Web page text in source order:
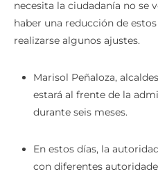
necesita la ciudadanía no se
haber una reducción de
realizarse algunos ajustes.
Marisol Peñaloza,
estará al frente de la
durante seis meses.
En estos días, la
con diferentes